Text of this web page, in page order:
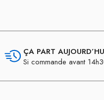
ÇA PART
Si commande avant